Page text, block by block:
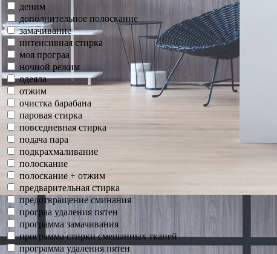
деним
дополнительное полоскание
замачивание
интенсивная стирка
моя програа
ночной режим
одеяла
отжим
очистка барабана
паровая стирка
повседневная стирка
подача пара
подкрахмаливание
полоскание
полоскание + отжим
предварительная стирка
предотвращение сминания
програа удаления пятен
программа замачивания
программа стирки смешанных тканей
программа удаления пятен